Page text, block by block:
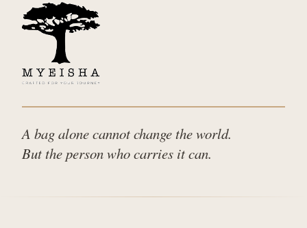
A bag alone cannot change the world.
But the person who carries it can.